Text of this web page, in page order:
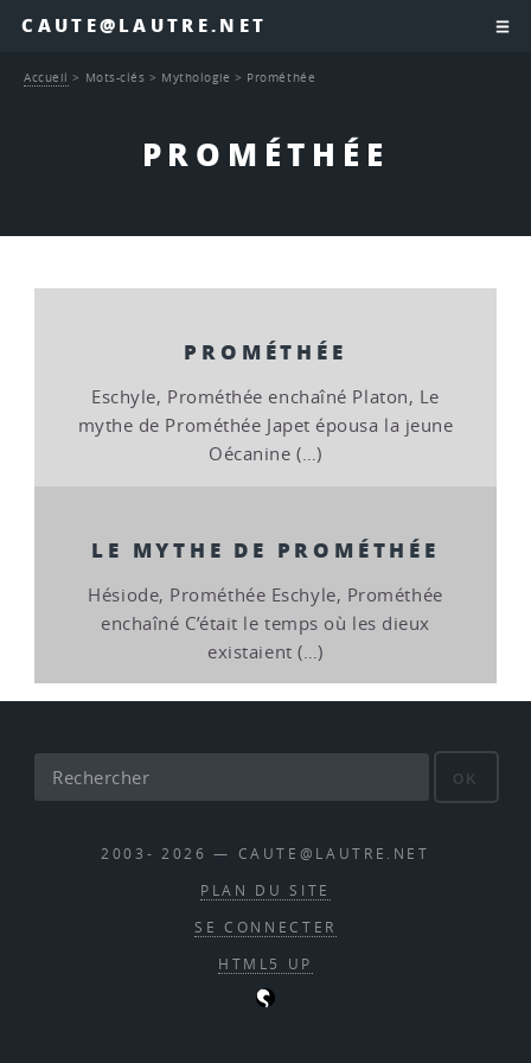
CAUTE@LAUTRE.NET
PROMÉTHÉE
Accueil > Mots-clés > Mythologie > Prométhée
PROMÉTHÉE
Eschyle, Prométhée enchaîné Platon, Le
mythe de Prométhée Japet épousa la jeune
Oécanine (…)
LE MYTHE DE PROMÉTHÉE
Hésiode, Prométhée Eschyle, Prométhée
enchaîné C’était le temps où les dieux
existaient (…)
OK
2003- 2026 — CAUTE@LAUTRE.NET
PLAN DU SITE
SE CONNECTER
HTML5 UP